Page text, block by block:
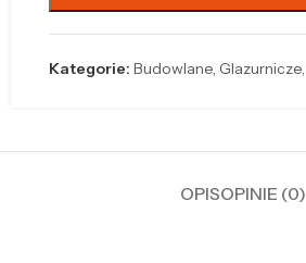
Kategorie: Budowlane, Glazurnicze,
OPISOPINIE (0)